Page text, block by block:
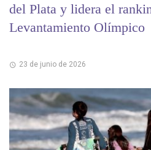
del Plata y lidera el
Levantamiento Olímpico
23 de junio de 2026